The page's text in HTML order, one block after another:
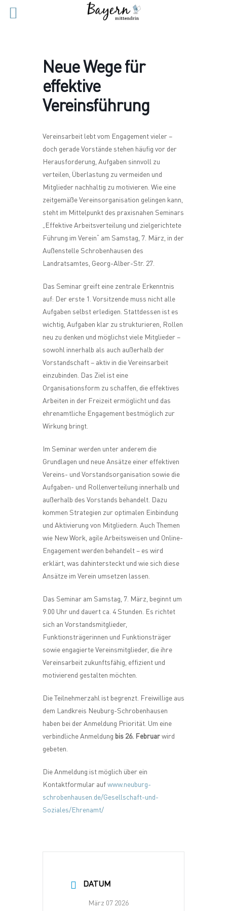
Neue Wege für
effektive
Vereinsführung
Vereinsarbeit lebt vom Engagement vieler –
doch gerade Vorstände stehen häufig vor der
Herausforderung, Aufgaben sinnvoll zu
verteilen, Überlastung zu vermeiden und
Mitglieder nachhaltig zu motivieren. Wie eine
zeitgemäße Vereinsorganisation gelingen kann,
steht im Mittelpunkt des praxisnahen Seminars
„Effektive Arbeitsverteilung und zielgerichtete
Führung im Verein“ am Samstag, 7. März, in der
Außenstelle Schrobenhausen des
Landratsamtes, Georg-Alber-Str. 27.
Das Seminar greift eine zentrale Erkenntnis
auf: Der erste 1. Vorsitzende muss nicht alle
Aufgaben selbst erledigen. Stattdessen ist es
wichtig, Aufgaben klar zu strukturieren, Rollen
neu zu denken und möglichst viele Mitglieder –
sowohl innerhalb als auch außerhalb der
Vorstandschaft – aktiv in die Vereinsarbeit
einzubinden. Das Ziel ist eine
Organisationsform zu schaffen, die effektives
Arbeiten in der Freizeit ermöglicht und das
ehrenamtliche Engagement bestmöglich zur
Wirkung bringt.
Im Seminar werden unter anderem die
Grundlagen und neue Ansätze einer effektiven
Vereins- und Vorstandsorganisation sowie die
Aufgaben- und Rollenverteilung innerhalb und
außerhalb des Vorstands behandelt. Dazu
kommen Strategien zur optimalen Einbindung
und Aktivierung von Mitgliedern. Auch Themen
wie New Work, agile Arbeitsweisen und Online-
Engagement werden behandelt – es wird
erklärt, was dahintersteckt und wie sich diese
Ansätze im Verein umsetzen lassen.
Das Seminar am Samstag, 7. März, beginnt um
9.00 Uhr und dauert ca. 4 Stunden. Es richtet
sich an Vorstandsmitglieder,
Funktionsträgerinnen und Funktionsträger
sowie engagierte Vereinsmitglieder, die ihre
Vereinsarbeit zukunftsfähig, effizient und
motivierend gestalten möchten.
Die Teilnehmerzahl ist begrenzt. Freiwillige aus
dem Landkreis Neuburg-Schrobenhausen
haben bei der Anmeldung Priorität. Um eine
verbindliche Anmeldung bis 26. Februarwird
gebeten.
Die Anmeldung ist möglich über ein
Kontaktformular aufwww.neuburg-
schrobenhausen.de/Gesellschaft-und-
Soziales/Ehrenamt/
DATUM
März 07 2026